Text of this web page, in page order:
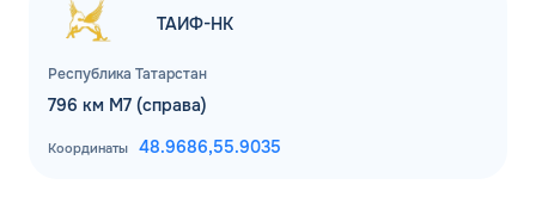
Республика Татарстан
ТАИФ-НК
796 км М7 (справа)
Координаты 48.9686,55.9035
Имя*
Телефон*
Спасибо! Ваша заявка принята.